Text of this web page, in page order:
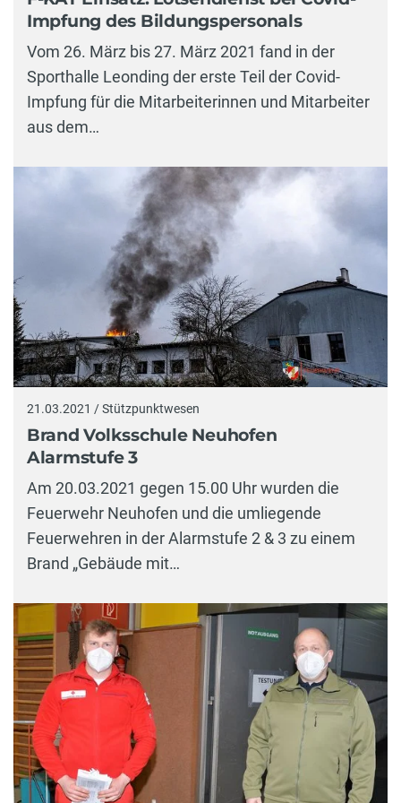
Impfung des Bildungspersonals
Vom 26. März bis 27. März 2021 fand in der
Sporthalle Leonding der erste Teil der Covid-
Impfung für die Mitarbeiterinnen und Mitarbeiter
aus dem…
21.03.2021 / Stützpunktwesen
Brand Volksschule Neuhofen
Alarmstufe 3
Am 20.03.2021 gegen 15.00 Uhr wurden die
Feuerwehr Neuhofen und die umliegende
Feuerwehren in der Alarmstufe 2 & 3 zu einem
Brand „Gebäude mit…